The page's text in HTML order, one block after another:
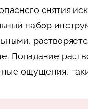
снятия
набор
Попадание
ощущения,